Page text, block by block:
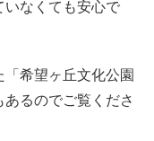
いなくても安心で
希望ヶ丘文化公園
るのでご覧くださ